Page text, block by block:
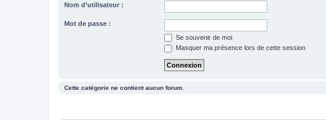
Nom d’utilisateur :
Mot de passe :
Se souvenir de moi
Masquer ma présence lors de cette session
Cette catégorie ne contient aucun forum.